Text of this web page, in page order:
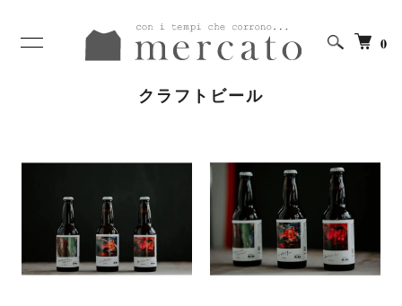
0
クラフトビール